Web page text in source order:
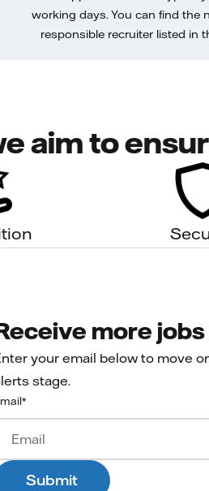
working days. You can find the
responsible recruiter listed in
aim to
more
your email below to move
stage.
*
Submit